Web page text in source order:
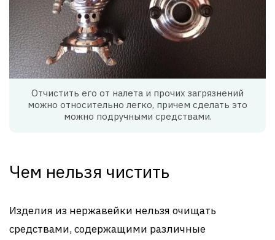
Отчистить его от налета и прочих загрязнений
можно относительно легко, причем сделать это
можно подручными средствами.
Чем нельзя чистить
Изделия из нержавейки нельзя очищать
средствами, содержащими различные